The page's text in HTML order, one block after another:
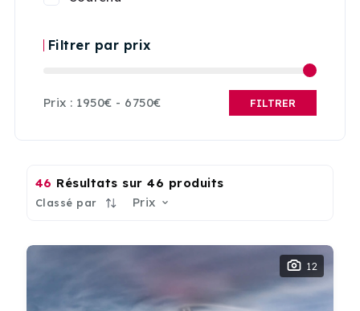
Filtrer par prix
Prix : 1950€ - 6750€ FILTRER
46 Résultats sur 46 produits
Classé par Prix
12